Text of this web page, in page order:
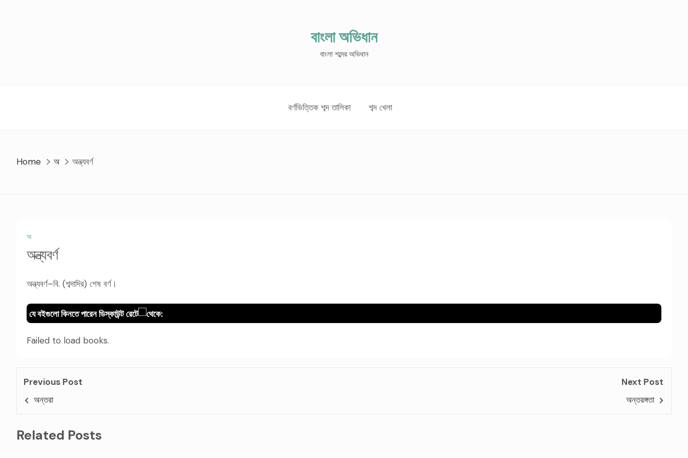
বাংলা অভিধান
বাংলা শব্দের অভিধান
বর্ণভিত্তিক শব্দ তালিকা শব্দ খেলা
Home অ অন্ত্যবর্ণ
অ
অন্ত্যবর্ণ
অন্ত্যবর্ণ–বি. (শব্দাদির) শেষ বর্ণ।
যে বইগুলো কিনতে পারেন ডিস্কাউন্ট রেটে থেকে:
Failed to load books.
Previous Post
অন্তরা
Next Post
অন্তরঙ্গতা
Related Posts